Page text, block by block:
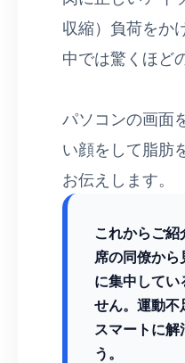
収縮）負荷をか
中では驚くほど
パソコンの画面
い顔をして脂肪
お伝えします。
これからご
席の同僚か
に集中してい
せん。運動不
スマートに解
う。